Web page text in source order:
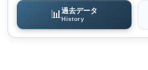
📊過去データ
History